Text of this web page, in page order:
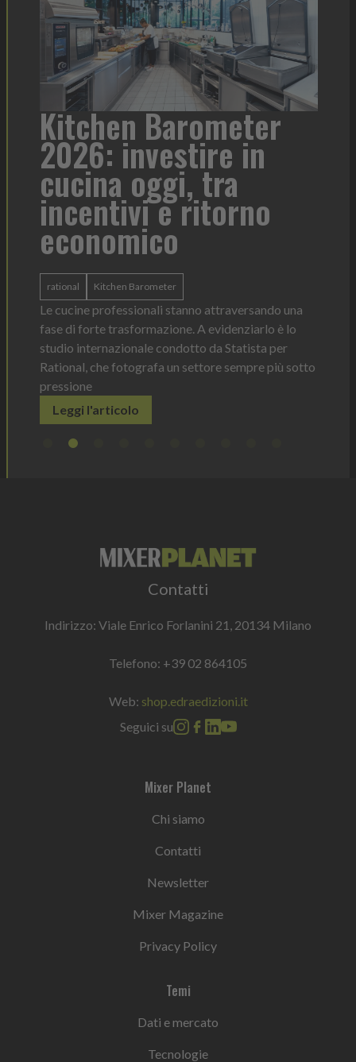
Kitchen Barometer
2026: investire in
cucina oggi, tra
incentivi e ritorno
economico
rational Kitchen Barometer
Le cucine professionali stanno attraversando una
fase di forte trasformazione. A evidenziarlo è lo
studio internazionale condotto da Statista per
Rational, che fotografa un settore sempre più sotto
pressione
Leggi l'articolo
Contatti
Indirizzo: Viale Enrico Forlanini 21, 20134 Milano
Telefono: +39 02 864105
Web: shop.edraedizioni.it
Seguici su
Mixer Planet
Chi siamo
Contatti
Newsletter
Mixer Magazine
Privacy Policy
Temi
Dati e mercato
Tecnologie